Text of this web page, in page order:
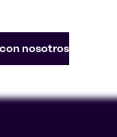
nosotros